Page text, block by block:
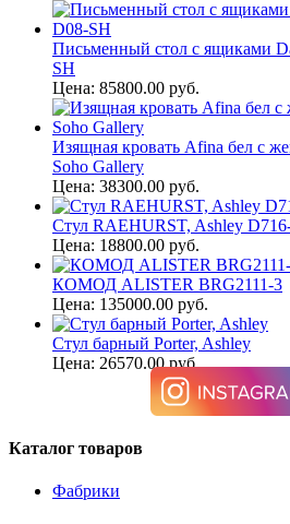
Письменный стол с ящиками
SH
Цена: 85800.00 руб.
Изящная кровать Afina бел с
Soho Gallery
Цена: 38300.00 руб.
Стул RAEHURST, Ashley
Цена: 18800.00 руб.
КОМОД ALISTER BRG2111-3
Цена: 135000.00 руб.
Стул барный Porter, Ashley
Цена: 26570.00 руб.
Каталог товаров
Фабрики